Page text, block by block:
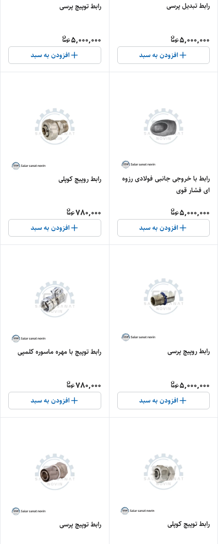
رابط تبدیل پرسی
5,000,000
افزودن به سبد
رابط توپیچ پرسی
5,000,000
افزودن به سبد
رابط با خروجی جانبی فولادی رزوه
ای فشار قوی
5,000,000
افزودن به سبد
رابط روپیچ کوپلی
780,000
افزودن به سبد
رابط روپیچ پرسی
5,000,000
افزودن به سبد
رابط توپیچ با مهره ماسوره کلمپی
780,000
افزودن به سبد
رابط توپیچ کوپلی رابط توپیچ پرسی